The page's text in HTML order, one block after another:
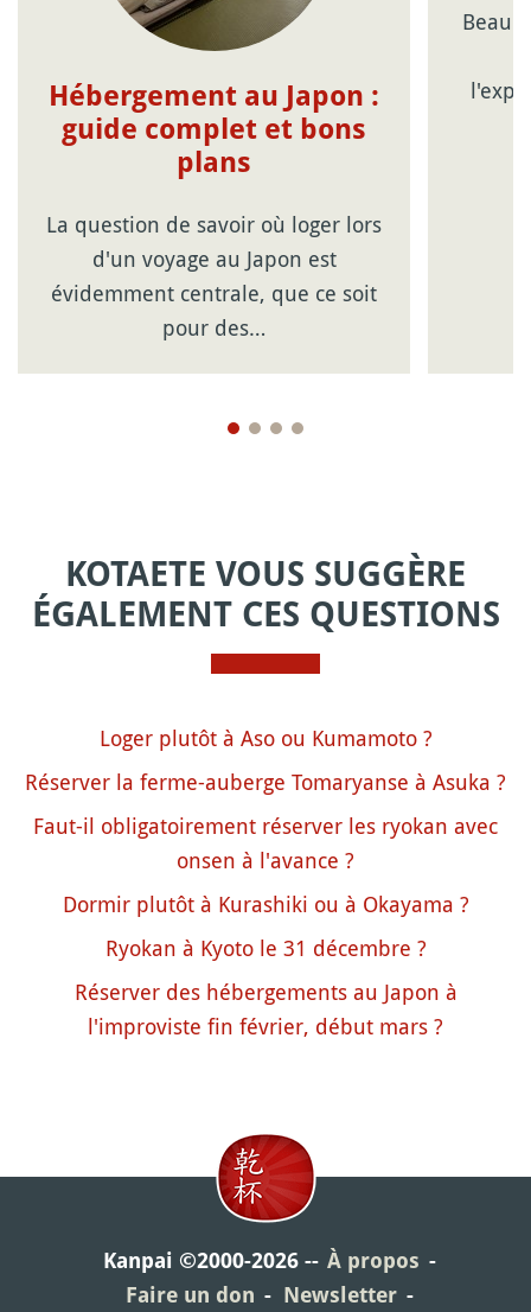
Hébergement au Japon :
guide complet et bons
plans
La question de savoir où loger lors
d'un voyage au Japon est
évidemment centrale, que ce soit
pour des…
KOTAETE VOUS SUGGÈRE
ÉGALEMENT CES QUESTIONS
Loger plutôt à Aso ou Kumamoto ?
Réserver la ferme-auberge Tomaryanse à Asuka ?
Faut-il obligatoirement réserver les ryokan avec
onsen à l'avance ?
Dormir plutôt à Kurashiki ou à Okayama ?
Ryokan à Kyoto le 31 décembre ?
Réserver des hébergements au Japon à
l'improviste fin février, début mars ?
Kanpai ©2000-2026
À propos
Faire un don
Newsletter